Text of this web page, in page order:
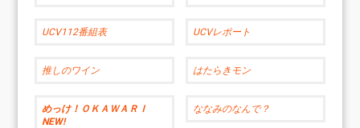
UCV112番組表 UCVレポート
推しのワイン はたらきモン
めっけ！ＯＫＡＷＡＲＩ
NEW!
ななみのなんで？